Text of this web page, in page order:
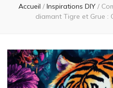
Accueil / Inspirations DIY /
diamant Tigre et Grue :